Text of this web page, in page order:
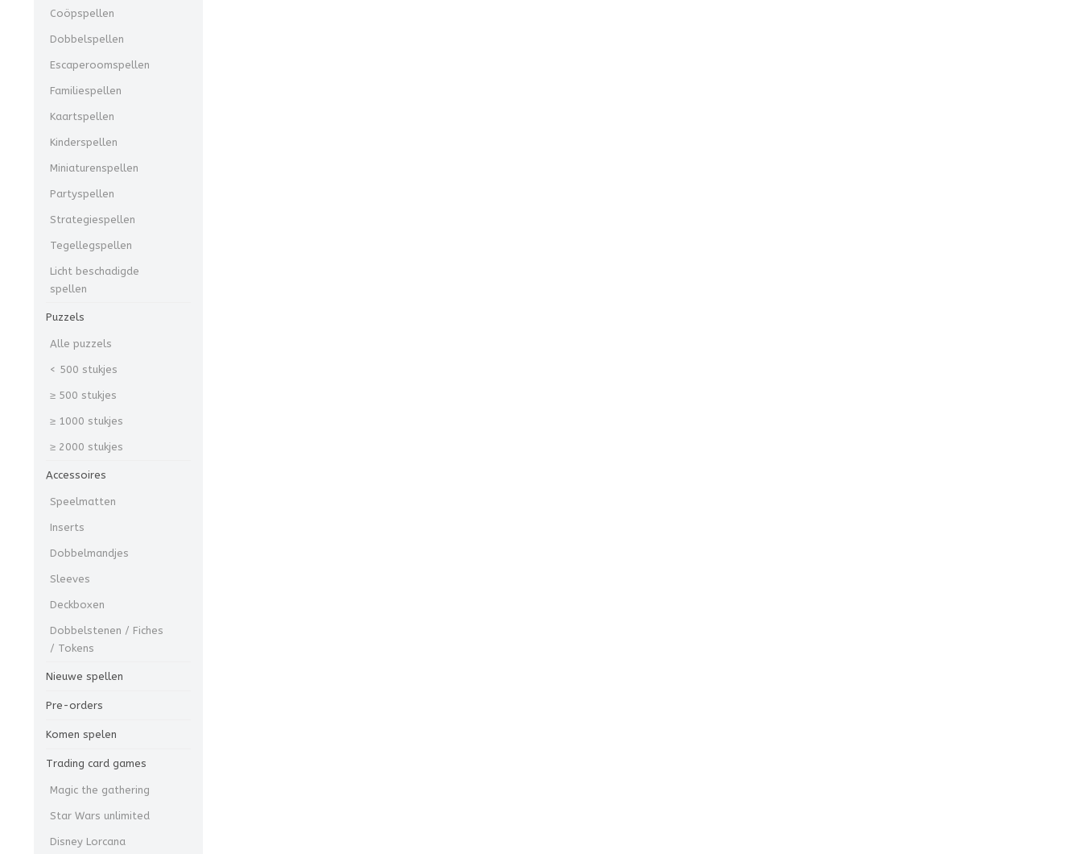
Coöpspellen
Dobbelspellen
Escaperoomspellen
Familiespellen
Kaartspellen
Kinderspellen
Miniaturenspellen
Partyspellen
Strategiespellen
Tegellegspellen
Licht beschadigde
spellen
Puzzels
Alle puzzels
< 500 stukjes
≥ 500 stukjes
≥ 1000 stukjes
≥ 2000 stukjes
Accessoires
Speelmatten
Inserts
Dobbelmandjes
Sleeves
Deckboxen
Dobbelstenen / Fiches
/ Tokens
Nieuwe spellen
Pre-orders
Komen spelen
Trading card games
Magic the gathering
Star Wars unlimited
Disney Lorcana